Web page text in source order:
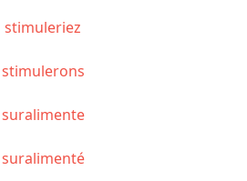
stimuleriez
stimulerons
suralimente
suralimenté